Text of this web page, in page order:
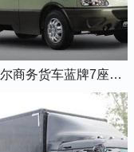
齐齐哈尔商务货车蓝牌7座依维柯全顺车